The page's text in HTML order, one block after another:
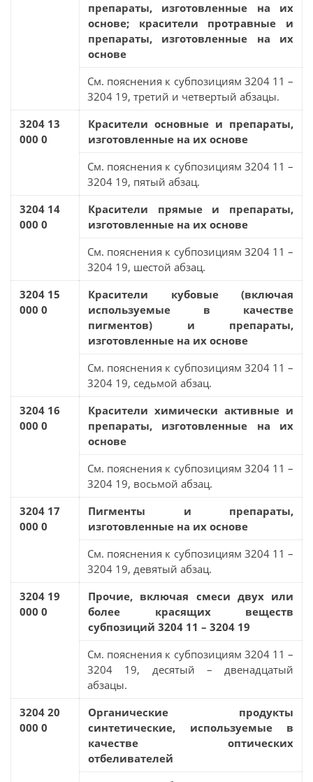
препараты, изготовленные на их
основе; красители протравные и
препараты, изготовленные на их
основе
См. пояснения к субпозициям 3204 11 –
3204 19, третий и четвертый абзацы.
3204 13
000 0
Красители основные и препараты,
изготовленные на их основе
См. пояснения к субпозициям 3204 11 –
3204 19, пятый абзац.
3204 14
000 0
Красители прямые и препараты,
изготовленные на их основе
См. пояснения к субпозициям 3204 11 –
3204 19, шестой абзац.
3204 15
000 0
Красители кубовые (включая
используемые в качестве
пигментов) и препараты,
изготовленные на их основе
См. пояснения к субпозициям 3204 11 –
3204 19, седьмой абзац.
3204 16
000 0
Красители химически активные и
препараты, изготовленные на их
основе
См. пояснения к субпозициям 3204 11 –
3204 19, восьмой абзац.
3204 17
000 0
Пигменты и препараты,
изготовленные на их основе
См. пояснения к субпозициям 3204 11 –
3204 19, девятый абзац.
3204 19
000 0
Прочие, включая смеси двух или
более красящих веществ
субпозиций 3204 11 – 3204 19
См. пояснения к субпозициям 3204 11 –
3204 19, десятый – двенадцатый
абзацы.
3204 20
000 0
Органические продукты
синтетические, используемые в
качестве оптических
отбеливателей